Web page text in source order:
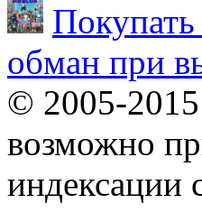
обман при
© 2005-2015
возможно
индексации